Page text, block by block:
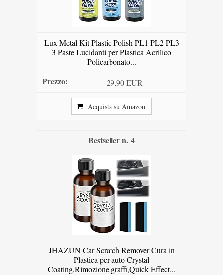
Lux Metal Kit Plastic Polish PL1 PL2 PL3
3 Paste Lucidanti per Plastica Acrilico
Policarbonato...
29,90 EUR
Acquista su Amazon
4
JHAZUN Car Scratch Remover Cura in
Plastica per auto Crystal
Coating,Rimozione graffi,Quick Effect...